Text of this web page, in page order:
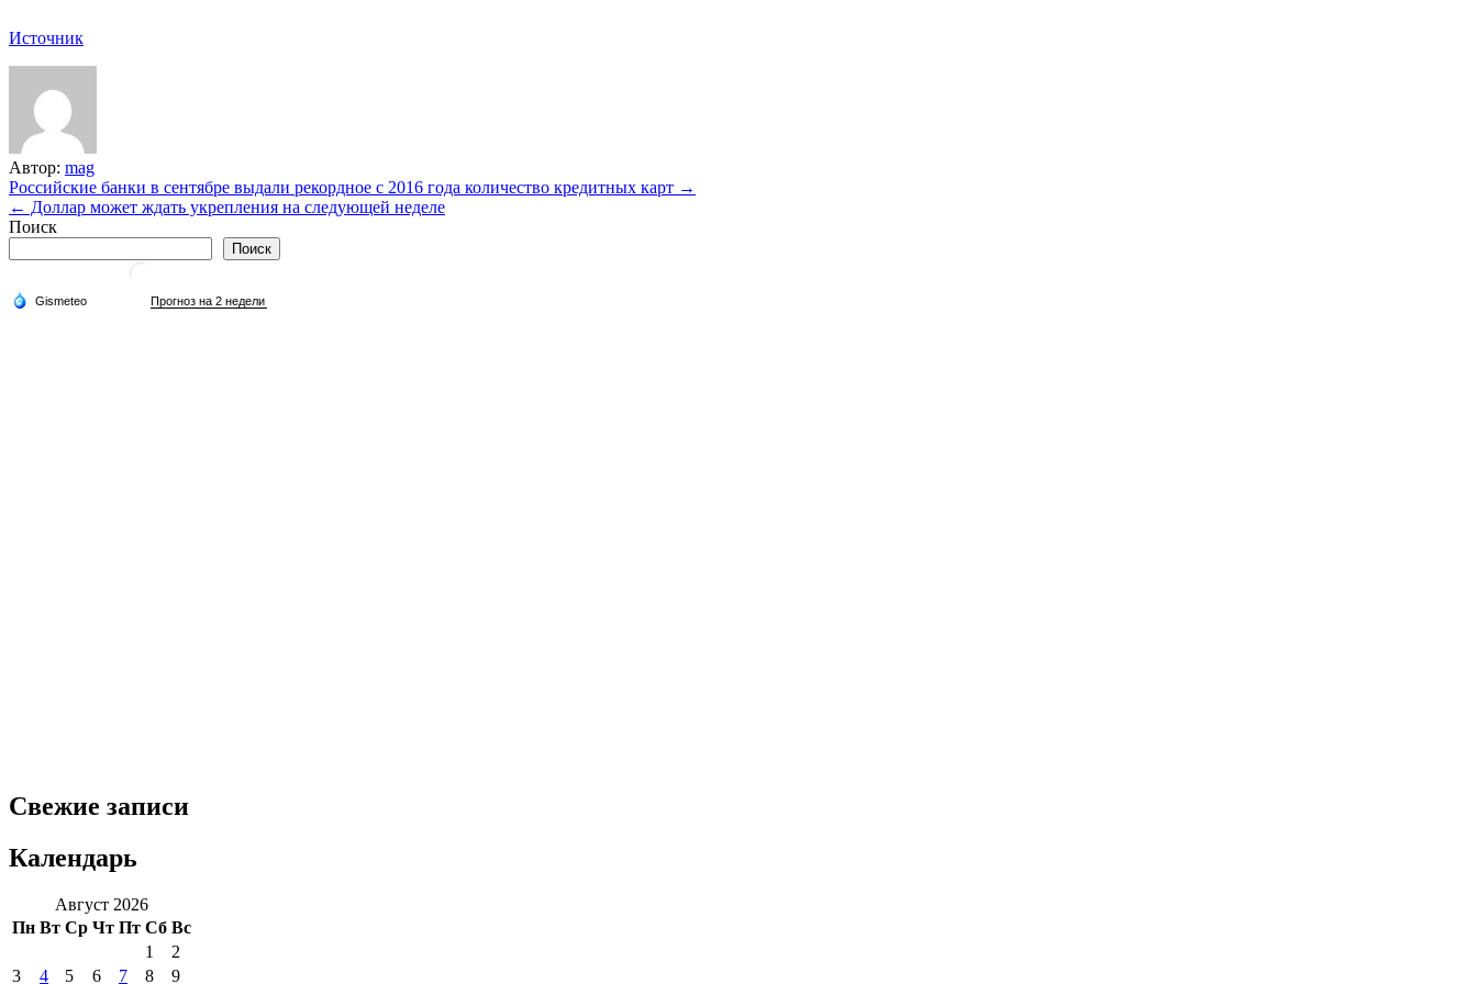
Источник
Автор: mag
Навигация
по
Российские банки в сентябре выдали рекордное с 2016 года количество кредитных карт →
← Доллар может ждать укрепления на следующей неделе
Поиск
Поиск
Свежие записи
Календарь
Август 2026
Пн Вт Ср Чт Пт Сб Вс
1
2
3
4 5 6 7 8 9